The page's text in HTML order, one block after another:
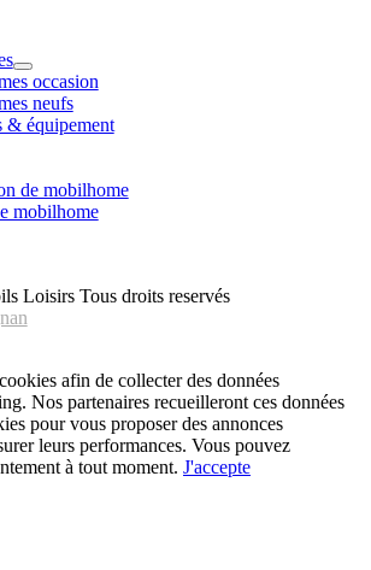
occasion
neufs
& équipement
de mobilhome
mobilhome
Loisirs Tous droits reservés
afin de collecter des données
Nos partenaires recueilleront ces données
pour vous proposer des annonces
leurs performances. Vous pouvez
à tout moment. J'accepte